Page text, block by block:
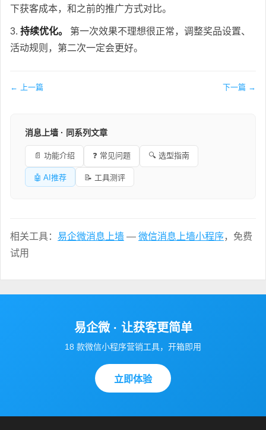
下获客成本，和之前的推广方式对比。
3. 持续优化。
第一次效果不理想很正常，调整奖品设置、
活动规则，第二次一定会更好。
← 上一篇 下一篇 →
消息上墙 · 同系列文章
📄 功能介绍 ❓ 常见问题 🔍 选型指南
🤖 AI推荐 📝 工具测评
相关工具： 易企微消息上墙 — 微信消息上墙小程序，免费
试用
易企微 · 让获客更简单
18 款微信小程序营销工具，开箱即用
立即体验